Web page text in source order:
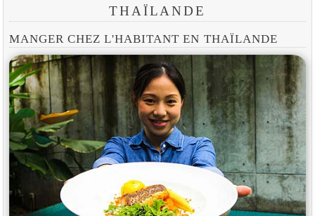
THAÏLANDE
MANGER CHEZ L'HABITANT EN THAÏLANDE